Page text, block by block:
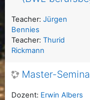
Teacher: Jürgen
Bennies
Teacher: Thurid
Rickmann
Master-
Dozent: Erwin Albers